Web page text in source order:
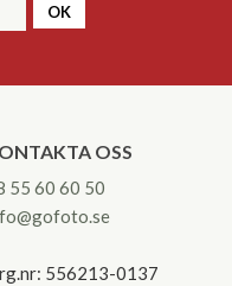
OK
OSS
55 60 60 50
556213-0137